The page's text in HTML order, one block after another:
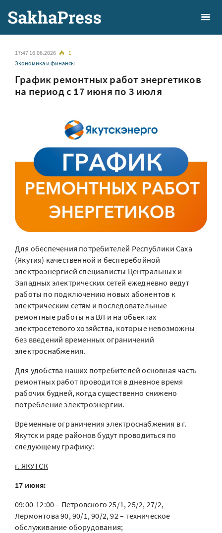
17:47 16.06.2026
1
Экономика и финансы
График ремонтных работ энергетиков
на период с 17 июня по 3 июля
Для обеспечения потребителей Республики Саха
(Якутия) качественной и бесперебойной
электроэнергией специалисты Центральных и
Западных электрических сетей ежедневно ведут
работы по подключению новых абонентов к
электрическим сетям и последовательные
ремонтные работы на ВЛ и на объектах
электросетевого хозяйства, которые невозможны
без введений временных ограничений
электроснабжения.
Для удобства наших потребителей основная часть
ремонтных работ проводится в дневное время
рабочих будней, когда существенно снижено
потребление электроэнергии.
Временные ограничения электроснабжения в г.
Якутск и ряде районов будут проводиться по
следующему графику:
г. ЯКУТСК
17 июня:
09:00-12:00 – Петровского 25/1, 25/2, 27/2,
Лермонтова 90, 90/1, 90/2, 92 – техническое
обслуживание оборудования;